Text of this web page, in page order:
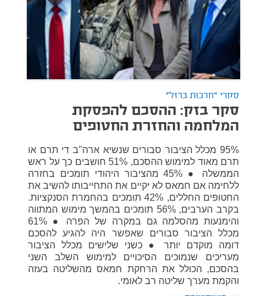
סקרי "חרבות ברזל"
סקר בזק: ההסכם להפסקת
המלחמה והחזרת החטופים
95% מכלל הציבור סבורים שנשיא ארה"ב די תרם או
תרם מאוד למימוש ההסכם, 51% חושבים כך על ראש
הממשלה ● 45% מהציבור היהודי תומכים בחזרה
ללחימה אם חמאס לא יקיים את התחייבותו להשיב את
החטופים החללים, 42% תומכים בהחמרת הסנקציות.
בקרב הערבים, 56% תומכים בהמשך מימוש המתווה
והימנעות מהסלמה גם במקרה של הפרה ● 61%
מכלל הציבור סבורים שאפשר היה להגיע להסכם
דומה מוקדם יותר ● כשני שלישים מכלל הציבור
מעריכים שנמוכים הסיכויים למימוש השלב השני
בהסכם, הכולל את הרחקת חמאס מהשליטה בעזה
והקמת מערך שליטה רב לאומי.